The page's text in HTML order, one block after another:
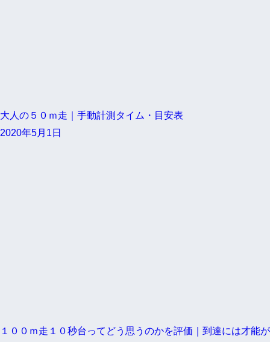
大人の５０ｍ走｜手動計測タイム・目安表
2020年5月1日
１００ｍ走１０秒台ってどう思うのかを評価｜到達には才能が